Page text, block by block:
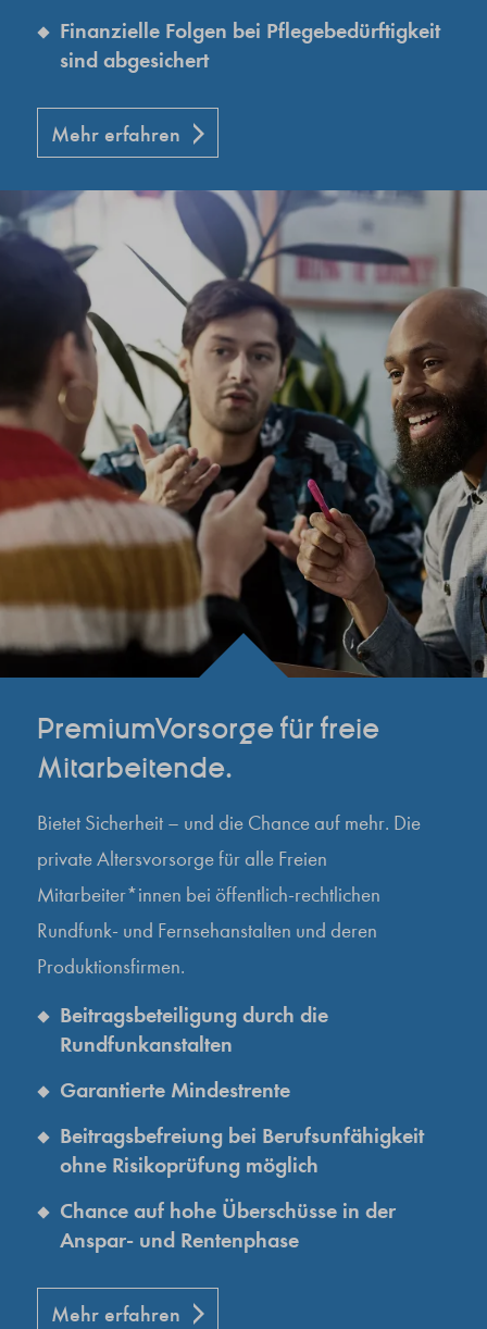
Finanzielle Folgen bei Pflegebedürftigkeit
sind abgesichert
Mehr erfahren
PremiumVorsorge für freie
Mitarbeitende.
Bietet Sicherheit – und die Chance auf mehr. Die
private Altersvorsorge für alle Freien
Mitarbeiter*innen bei öffentlich-rechtlichen
Rundfunk- und Fernsehanstalten und deren
Produktionsfirmen.
Beitragsbeteiligung durch die
Rundfunkanstalten
Garantierte Mindestrente
Beitragsbefreiung bei Berufsunfähigkeit
ohne Risikoprüfung möglich
Chance auf hohe Überschüsse in der
Anspar- und Rentenphase
Mehr erfahren